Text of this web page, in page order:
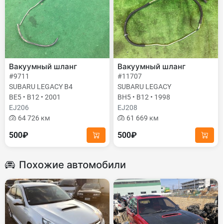
Вакуумный шланг
#9711
SUBARU LEGACY B4
BE5 • B12 • 2001
EJ206
64 726 км
500₽
Вакуумный шланг
#11707
SUBARU LEGACY
BH5 • B12 • 1998
EJ208
61 669 км
500₽
Похожие автомобили